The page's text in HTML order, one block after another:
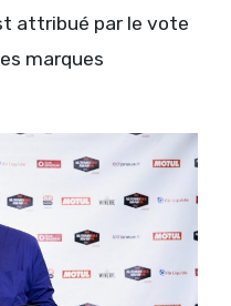
attribué par le vote
marques